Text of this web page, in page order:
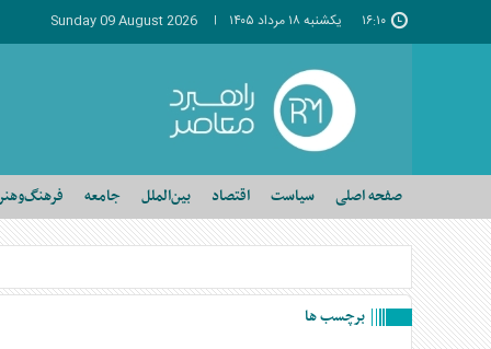
۱۶:۱۰ يکشنبه ۱۸ مرداد ۱۴۰۵ Sunday 09 August 2026
صفحه اصلی سیاست اقتصاد بین‌الملل جامعه
برچسب ها